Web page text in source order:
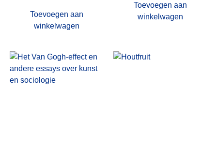
Toevoegen aan
winkelwagen
Toevoegen aan
winkelwagen